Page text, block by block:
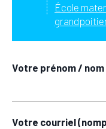
École
Votre prénom / nom
Votre courriel